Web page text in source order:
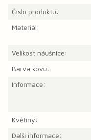
Číslo produktu:
Materiál:
Velikost náušnice:
Barva kovu:
Informace:
Květiny:
Další informace: